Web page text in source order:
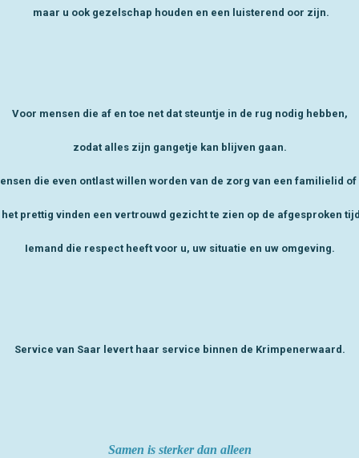
maar u ook gezelschap houden en een luisterend oor zijn.
Voor mensen die af en toe net dat steuntje in de rug nodig hebben,
zodat alles zijn gangetje kan blijven gaan.
die even ontlast willen worden van de zorg van een familielid of
het prettig vinden een vertrouwd gezicht te zien op de afgesproken
Iemand die respect heeft voor u, uw situatie en uw omgeving.
Service van Saar levert haar service binnen de Krimpenerwaard.
Samen is sterker dan alleen